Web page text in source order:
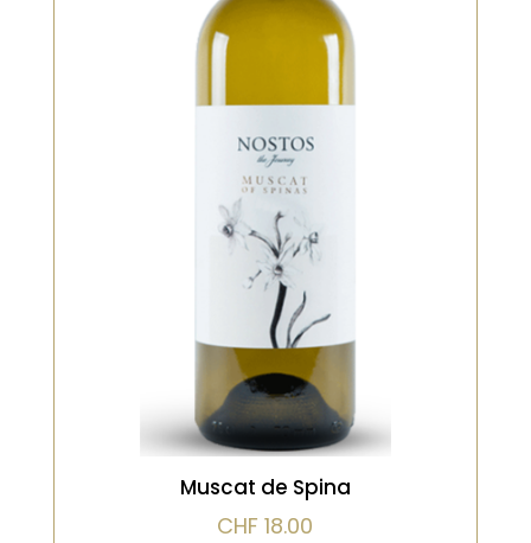
à brillant, avec des pattes lentes
et riches. Nez de haute intensité.
Fleur blanche non mûre, notes
herbacées, fruits à noyau et un peu
de silex. Bouche mi-corsée et
fraîche avec une saveur intense de
fruits à noyau blancs. Longue finale
d’agrumes et de notes herbacées.
VOIR LE PRODUIT
Muscat de Spina
CHF 18.00